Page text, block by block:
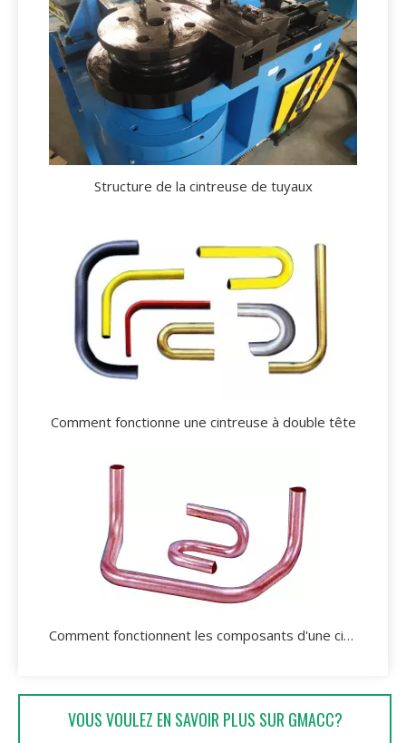
Structure de la cintreuse de tuyaux
Comment fonctionne une cintreuse à double tête
Comment fonctionnent les composants d'une cintreuse de tubes?
VOUS VOULEZ EN SAVOIR PLUS SUR GMACC?